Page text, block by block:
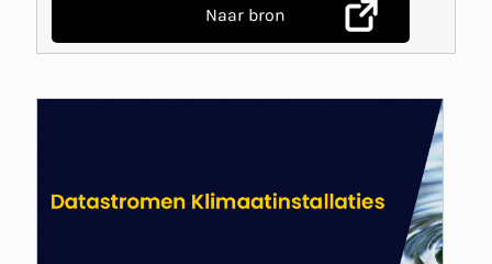
Naar bron